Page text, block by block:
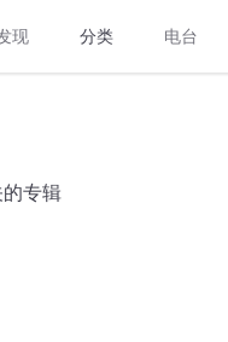
现 分类 电台
专辑